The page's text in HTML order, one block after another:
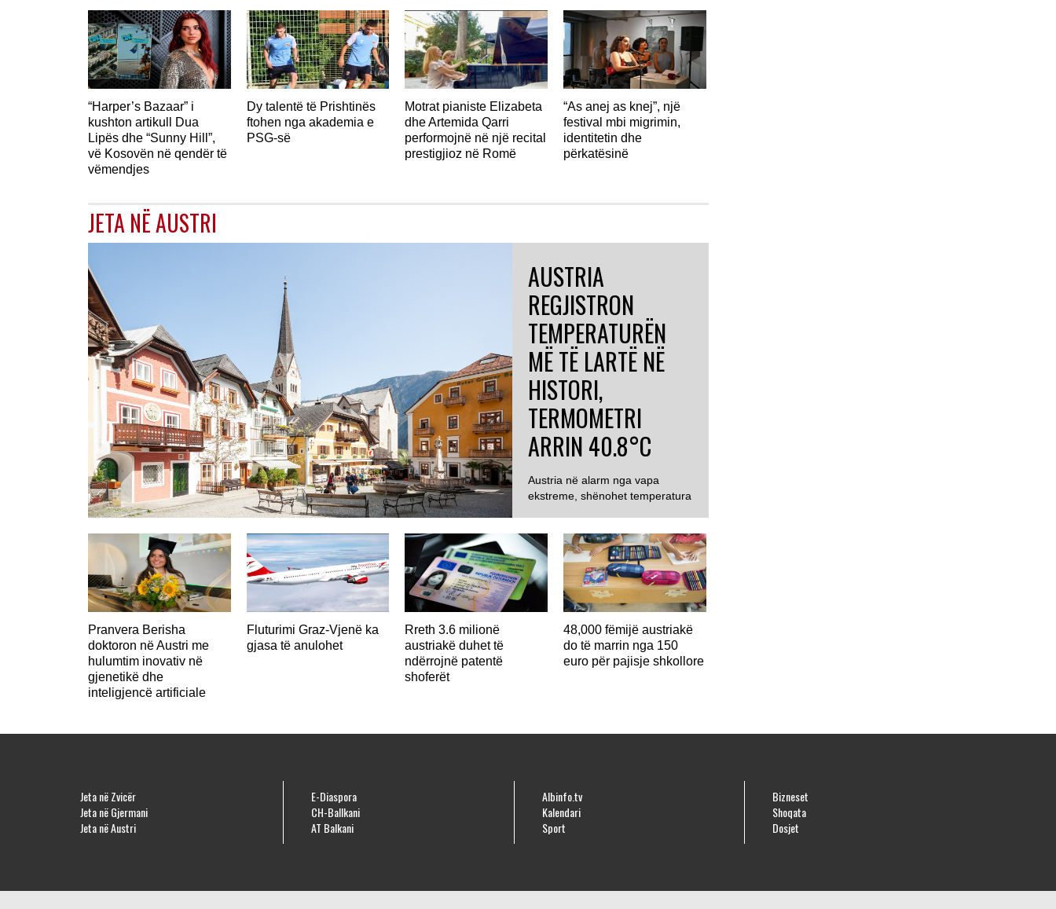
“Harper’s Bazaar” i
kushton artikull Dua
Lipës dhe “Sunny Hill”,
vë Kosovën në qendër të
vëmendjes
Dy talentë të Prishtinës
ftohen nga akademia e
PSG-së
Motrat pianiste Elizabeta
dhe Artemida Qarri
performojnë në një recital
prestigjioz në Romë
“As anej as knej”, një
festival mbi migrimin,
identitetin dhe
përkatësinë
JETA NË AUSTRI
AUSTRIA
REGJISTRON
TEMPERATURËN
MË TË LARTË NË
HISTORI,
TERMOMETRI
ARRIN 40.8°C
Austria në alarm nga vapa
ekstreme, shënohet temperatura
AUSTRI
Pranvera Berisha
doktoron në Austri me
hulumtim inovativ në
gjenetikë dhe
inteligjencë artificiale
Fluturimi Graz-Vjenë ka
gjasa të anulohet
Rreth 3.6 milionë
austriakë duhet të
ndërrojnë patentë
shoferët
48,000 fëmijë austriakë
do të marrin nga 150
euro për pajisje shkollore
Jeta në Zvicër
Jeta në Gjermani
Jeta në Austri
E-Diaspora
CH-Ballkani
AT Balkani
Albinfo.tv
Kalendari
Sport
Bizneset
Shoqata
Dosjet